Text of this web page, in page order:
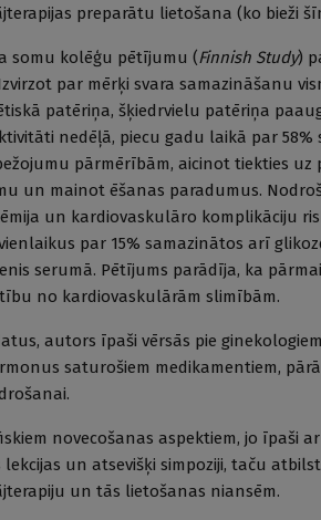
preparātu lietošana (ko bieži
somu kolēģu pētījumu (Finnish Study)
par mērķi svara samazināšanu
patēriņa, šķiedrvielu patēriņa
nedēļā, piecu gadu laikā par
pārmērībām, aicinot tiekties
un mainot ēšanas paradumus.
un kardiovaskulāro komplikāciju
par 15% samazinātos arī
serumā. Pētījums parādīja, ka
no kardiovaskulārām slimībām.
autors īpaši vērsās pie
saturošiem medikamentiem,
novecošanas aspektiem, jo
lekcijas un atsevišķi simpoziji, taču
un tās lietošanas niansēm.